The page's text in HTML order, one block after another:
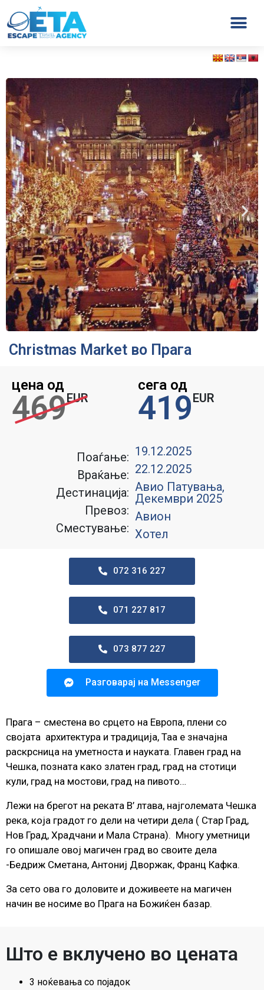
Christmas Market во Прага
цена од
469EUR
сега од
419 EUR
Поаѓање:
Враќање:
Дестинација:
Превоз:
Сместување:
19.12.2025
22.12.2025
Авио Патувања,
Декември 2025
Авион
Хотел
072 316 227
071 227 817
073 877 227
Разговарај на Messenger
Прага – сместена во срцето на Европа, плени со
својата архитектура и традиција, Таа е значајна
раскрсница на уметноста и науката. Главен град на
Чешка, позната како златен град, град на стотици
кули, град на мостови, град на пивото…
Лежи на брегот на реката В’ лтава, најголемата Чешка
река, која градот го дели на четири дела ( Стар Град,
Нов Град, Храдчани и Мала Страна). Многу уметници
го опишале овој магичен град во своите дела
-Бедриж Сметана, Антониј Дворжак, Франц Кафка.
За сето ова го доловите и доживеете на магичен
начин ве носиме во Прага на Божиќен базар.
Што е вклучено во цената
3 ноќевања со појадок